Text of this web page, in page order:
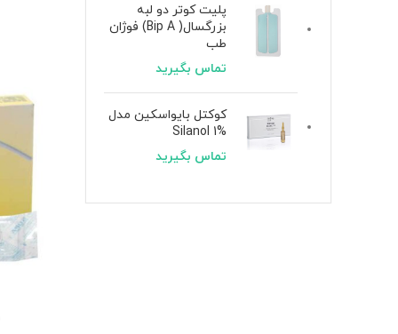
پلیت کوتر دو لبه
بزرگسال( Bip A) فوژان
طب
تماس بگیرید
کوکتل بایواسکین مدل
Silanol 1%
تماس بگیرید